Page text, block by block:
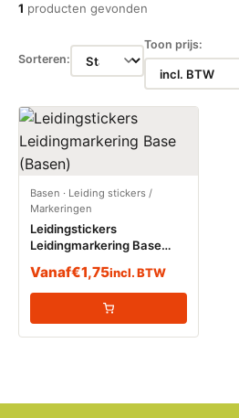
1 producten gevonden
Sorteren:
Toon prijs:
Basen · Leiding stickers /
Markeringen
Leidingstickers
Leidingmarkering Base
Vanaf€1,75incl. BTW